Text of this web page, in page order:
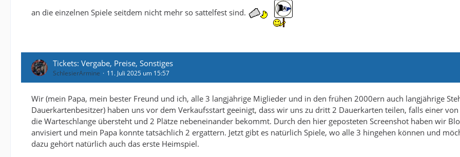
an die einzelnen Spiele seitdem nicht mehr so sattelfest sind.
Tickets: Vergabe, Preise, Sonstiges
SchlesierArmine 11. Juli 2025 um 15:57
Wir (mein Papa, mein bester Freund und ich, alle 3 langjährige Miglieder und in den frühen 2000ern auch langjährige
Dauerkartenbesitzer) haben uns vor dem Verkaufsstart geeinigt, dass wir uns zu dritt 2 Dauerkarten teilen, falls einer
die Warteschlange übersteht und 2 Plätze nebeneinander bekommt. Durch den hier geposteten Screenshot haben wir
anvisiert und mein Papa konnte tatsächlich 2 ergattern. Jetzt gibt es natürlich Spiele, wo alle 3 hingehen können und
dazu gehört natürlich auch das erste Heimspiel.